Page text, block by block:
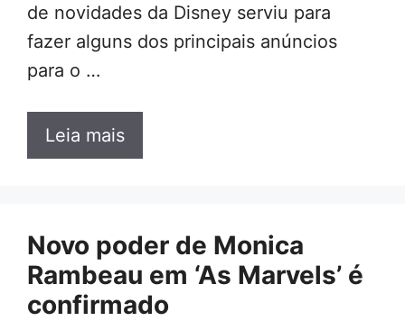
de novidades da Disney serviu para
fazer alguns dos principais anúncios
para o …
Leia mais
Novo poder de Monica
Rambeau em ‘As Marvels’ é
confirmado